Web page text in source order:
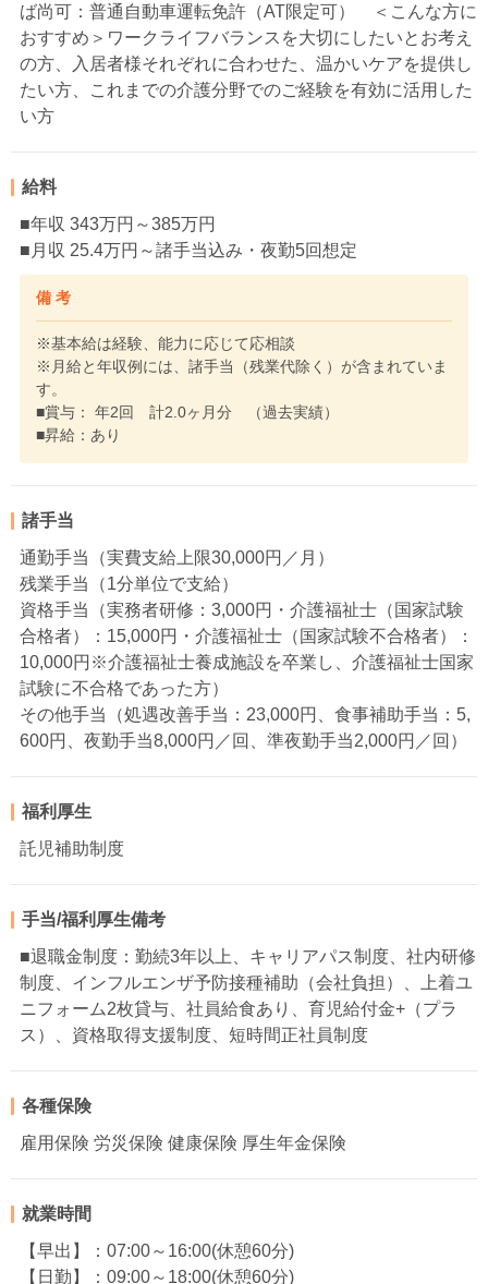
ば尚可：普通自動車運転免許（AT限定可） ＜こんな方に
おすすめ＞ワークライフバランスを大切にしたいとお考え
の方、入居者様それぞれに合わせた、温かいケアを提供し
たい方、これまでの介護分野でのご経験を有効に活用した
い方
給料
■年収 343万円～385万円
■月収 25.4万円～諸手当込み・夜勤5回想定
備 考
※基本給は経験、能力に応じて応相談
※月給と年収例には、諸手当（残業代除く）が含まれていま
す。
■賞与： 年2回 計2.0ヶ月分 （過去実績）
■昇給：あり
諸手当
通勤手当（実費支給上限30,000円／月）
残業手当（1分単位で支給）
資格手当（実務者研修：3,000円・介護福祉士（国家試験
合格者）：15,000円・介護福祉士（国家試験不合格者）：
10,000円※介護福祉士養成施設を卒業し、介護福祉士国家
試験に不合格であった方）
その他手当（処遇改善手当：23,000円、食事補助手当：5,
600円、夜勤手当8,000円／回、準夜勤手当2,000円／回）
福利厚生
託児補助制度
手当/福利厚生備考
■退職金制度：勤続3年以上、キャリアパス制度、社内研修
制度、インフルエンザ予防接種補助（会社負担）、上着ユ
ニフォーム2枚貸与、社員給食あり、育児給付金+（プラ
ス）、資格取得支援制度、短時間正社員制度
各種保険
雇用保険 労災保険 健康保険 厚生年金保険
就業時間
【早出】：07:00～16:00(休憩60分)
【日勤】：09:00～18:00(休憩60分)